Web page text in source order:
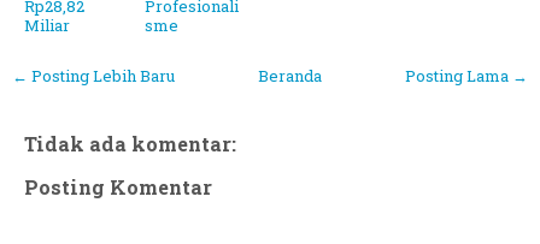
Rp28,82
Miliar
Profesionali
sme
← Posting Lebih Baru Posting Lama →
Beranda
Tidak ada komentar:
Posting Komentar